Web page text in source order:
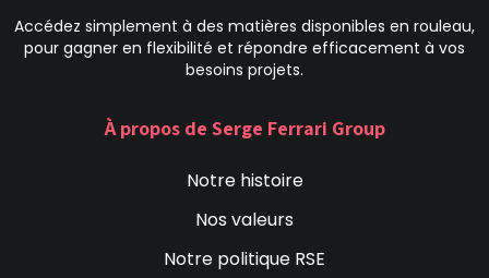
Accédez simplement à des matières disponibles en rouleau,
pour gagner en flexibilité et répondre efficacement à vos
besoins projets.
À propos de Serge Ferrari Group
Notre histoire
Nos valeurs
Notre politique RSE